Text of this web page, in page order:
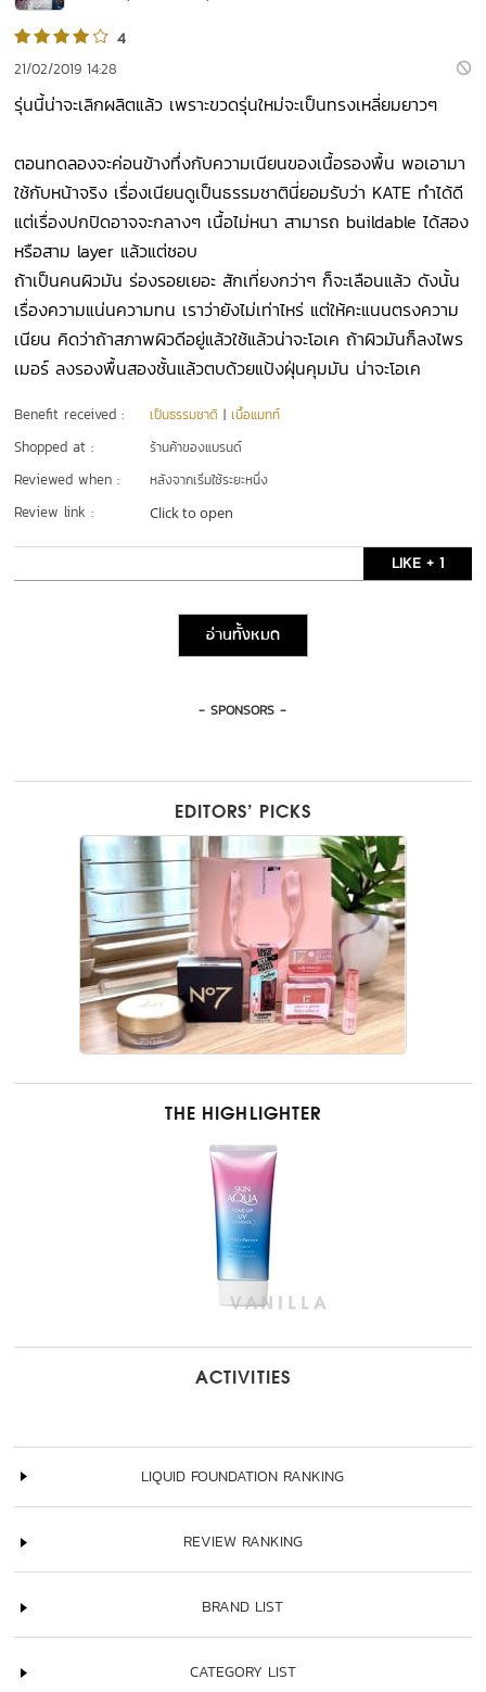
4
21/02/2019 14:28
รุ่นนี้น่าจะเลิกผลิตแล้ว เพราะขวดรุ่นใหม่จะเป็นทรงเหลี่ยมยาวๆ
ตอนทดลองจะค่อนข้างทึ่งกับความเนียนของเนื้อรองพื้น พอเอามา
ใช้กับหน้าจริง เรื่องเนียนดูเป็นธรรมชาตินี่ยอมรับว่า KATE ทำได้ดี
แต่เรื่องปกปิดอาจจะกลางๆ เนื้อไม่หนา สามารถ buildable ได้สอง
หรือสาม layer แล้วแต่ชอบ
ถ้าเป็นคนผิวมัน ร่องรอยเยอะ สักเที่ยงกว่าๆ ก็จะเลือนแล้ว ดังนั้น
เรื่องความแน่นความทน เราว่ายังไม่เท่าไหร่ แต่ให้คะแนนตรงความ
เนียน คิดว่าถ้าสภาพผิวดีอยู่แล้วใช้แล้วน่าจะโอเค ถ้าผิวมันก็ลงไพร
เมอร์ ลงรองพื้นสองชั้นแล้วตบด้วยแป้งฝุ่นคุมมัน น่าจะโอเค
Benefit received : เป็นธรรมชาติ |เนื้อแมทท์
Shopped at : ร้านค้าของแบรนด์
Reviewed when : หลังจากเริ่มใช้ระยะหนึ่ง
Review link : Click to open
LIKE + 1
อ่านทั้งหมด
- SPONSORS -
EDITORS’ PICKS
THE HIGHLIGHTER
ACTIVITIES
LIQUID FOUNDATION RANKING
REVIEW RANKING
BRAND LIST
CATEGORY LIST